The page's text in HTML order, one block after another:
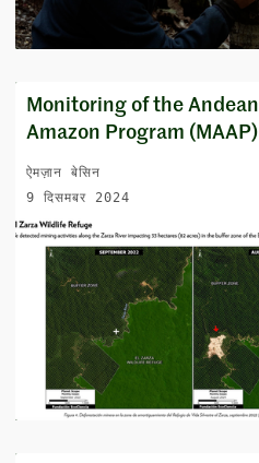
Monitoring of the Andean
Amazon Program (MAAP)
ऐमज़ान बेसिन
9 दिसमबर 2024